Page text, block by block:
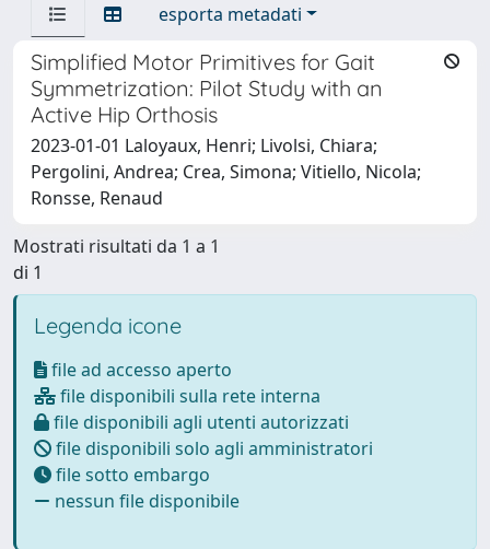
esporta metadati
Simplified Motor Primitives for Gait
Symmetrization: Pilot Study with an
Active Hip Orthosis
2023-01-01 Laloyaux, Henri; Livolsi, Chiara;
Pergolini, Andrea; Crea, Simona; Vitiello, Nicola;
Ronsse, Renaud
Mostrati risultati da 1 a 1
di 1
Legenda icone
file ad accesso aperto
file disponibili sulla rete interna
file disponibili agli utenti autorizzati
file disponibili solo agli amministratori
file sotto embargo
nessun file disponibile